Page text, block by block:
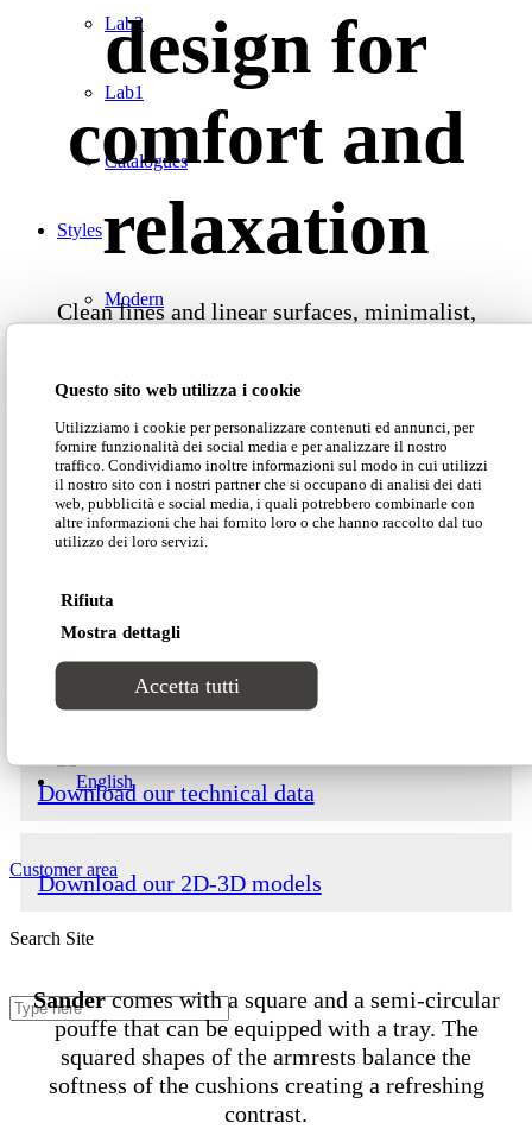
Questo sito web utilizza i cookie
Utilizziamo i cookie per personalizzare contenuti ed annunci, per
fornire funzionalità dei social media e per analizzare il nostro
traffico. Condividiamo inoltre informazioni sul modo in cui utilizzi
il nostro sito con i nostri partner che si occupano di analisi dei dati
web, pubblicità e social media, i quali potrebbero combinarle con
altre informazioni che hai fornito loro o che hanno raccolto dal tuo
utilizzo dei loro servizi.
Rifiuta
Mostra dettagli
Accetta tutti
Lab2
Lab1
Catalogues
Styles
Modern
Classic
Catalogues
Contacts
Customer area
Search Site
design for
comfort and
relaxation
Clean lines and linear surfaces, minimalist,
Dimensions
Download our catalogue
Download our price list
Download our technical data
Download our 2D-3D models
Sandercomes with a square and a semi-circular
pouffe that can be equipped with a tray. The
squared shapes of the armrests balance the
softness of the cushions creating a refreshing
contrast.